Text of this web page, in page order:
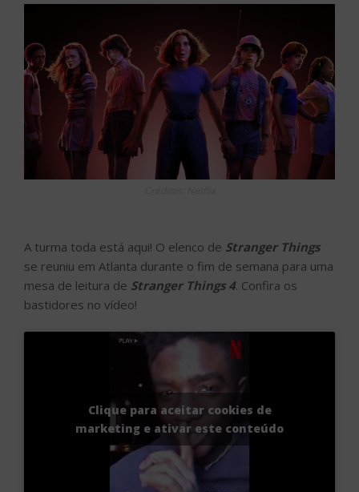
Créditos: Netflix
A turma toda está aqui! O elenco deStranger Things
se reuniu em Atlanta durante o fim de semana para uma
mesa de leitura deStranger Things 4
. Confira os
bastidores no vídeo!
Clique para aceitar cookies de
marketing e ativar este conteúdo
Stranger Things é uma série original Netflix
pelos irmãos Duffer e produzida por Monkey Massacre
Productions & 21 Laps Entertainment. Os irmãos Duffer
são produtores executivos na série juntos com Shawn
Levy e Dan Cohen da 21 Laps Entertainment e Iain